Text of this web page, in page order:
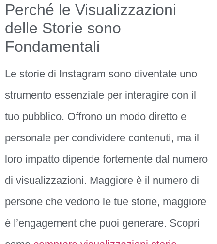
Perché le Visualizzazioni
delle Storie sono
Fondamentali
Le storie di Instagram sono diventate uno
strumento essenziale per interagire con il
tuo pubblico. Offrono un modo diretto e
personale per condividere contenuti, ma il
loro impatto dipende fortemente dal numero
di visualizzazioni. Maggiore è il numero di
persone che vedono le tue storie, maggiore
è l’engagement che puoi generare. Scopri